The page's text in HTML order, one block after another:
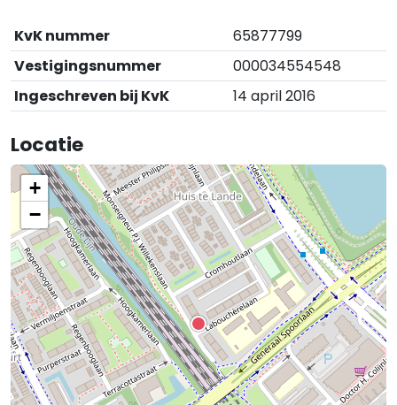
KvK nummer
65877799
Vestigingsnummer
000034554548
Ingeschreven bij KvK
14 april 2016
Locatie
+
−